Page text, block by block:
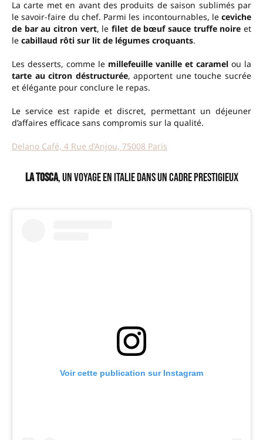
La carte met en avant des produits de saison sublimés par
le savoir-faire du chef. Parmi les incontournables, le ceviche
de bar au citron vert, lefilet de bœuf sauce truffe noire et
le cabillaud rôti sur lit de légumes croquants.
Les desserts, comme le millefeuille vanille et caramel ou la
tarte au citron déstructurée, apportent une touche sucrée
et élégante pour conclure le repas.
Le service est rapide et discret, permettant un déjeuner
d’affaires efficace sans compromis sur la qualité.
Delano Café, 4 Rue d’Anjou, 75008 Paris
La Tosca, un voyage en Italie dans un cadre prestigieux
Voir cette publication sur Instagram